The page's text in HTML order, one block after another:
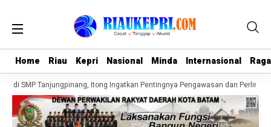
Home Riau Kepri Nasional Minda Internasional
Home Riau Kepri Nasional Minda Internasional
di SMP Tanjungpinang, Itong Ingatkan Pentingnya Pengawasan dan